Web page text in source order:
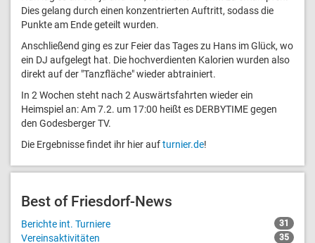
Dies gelang durch einen konzentrierten Auftritt, sodass die
Punkte am Ende geteilt wurden.
Anschließend ging es zur Feier das Tages zu Hans im Glück, wo
ein DJ aufgelegt hat. Die hochverdienten Kalorien wurden also
direkt auf der "Tanzfläche" wieder abtrainiert.
In 2 Wochen steht nach 2 Auswärtsfahrten wieder ein
Heimspiel an: Am 7.2. um 17:00 heißt es DERBYTIME gegen
den Godesberger TV.
Die Ergebnisse findet ihr hier aufturnier.de!
Best of Friesdorf-News
Berichte int. Turniere 31
Vereinsaktivitäten 35